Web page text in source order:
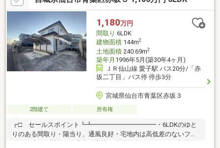
ジデンシャル東日本までお問い合わせ下さい～
1,180万円
間取り 6LDK
建物面積144m2
土地面積240.69m2
築年月 1996年5月(築30年4ヶ月)
ＪＲ仙山線 愛子駅 バス20分/「赤
坂二丁目」バス停 停歩3分
宮城県仙台市青葉区赤坂３
2階建て 所有権
┏□ セールスポイント┗┻━━━━━━━━━━・6LDKのゆと
りのある間取り・陽当り、通風良好・宅地内は高低差のないフラ